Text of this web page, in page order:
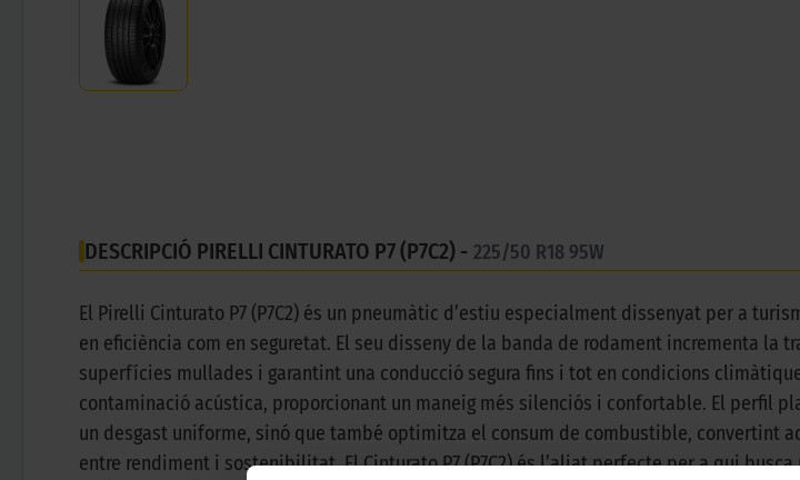
DESCRIPCIÓ PIRELLI CINTURATO P7 (P7C2) - 225/50 R18 95W
El Pirelli Cinturato P7 (P7C2) és un pneumàtic d’estiu especialment dissenyat per a
en eficiència com en seguretat. El seu disseny de la banda de rodament incrementa la
superfícies mullades i garantint una conducció segura fins i tot en condicions
contaminació acústica, proporcionant un maneig més silenciós i confortable. El perfil
un desgast uniforme, sinó que també optimitza el consum de combustible, convertint
entre rendiment i sostenibilitat. El Cinturato P7 (P7C2) és l’aliat perfecte per a qui